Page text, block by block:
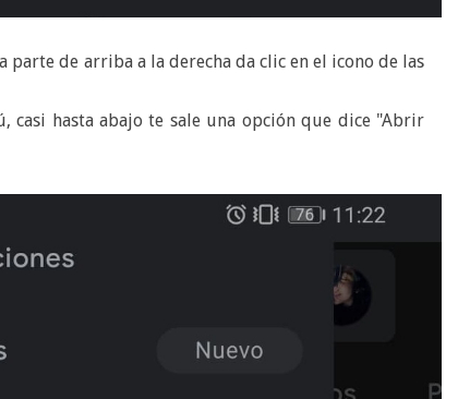
parte de arriba a la derecha da clic en el icono de las
casi hasta abajo te sale una opción que dice "Abrir